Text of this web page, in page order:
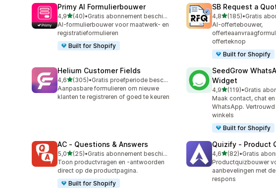
Primy AI Formulierbouwer
4,9van 5 sterren
(40)
40 recensies in totaal
•
Gratis abonnement beschikbaar
AI-formulierbouwer voor maatwerk- en
registratieformulieren
Built for Shopify
SB Request a
4,8van 5 sterren
(185)
185 recensies in totaal
•
AI-offertebouwer,
offerteknop
Built for Shopify
Helium Customer Fields
4,6van 5 sterren
(305)
305 recensies in totaal
•
Gratis proefperiode beschikbaar
Aanpasbare formulieren om nieuwe
klanten te registreren of goed te keuren
SeedGrow
Widget
4,9van 5 sterren
(119)
119 recensies in totaal
•
Maak contact, chat
WhatsApp.
winkels
Built for Shopify
AC ‑ Questions & Answers
5,0van 5 sterren
(25)
25 recensies in totaal
•
Gratis abonnement beschikbaar
Toon productvragen en -antwoorden
direct op de productpagina.
Built for Shopify
Quizify ‑ Product
4,6van 5 sterren
(82)
82 recensies in totaal
•
Productquizbouwer
aanbevelingen met
respons